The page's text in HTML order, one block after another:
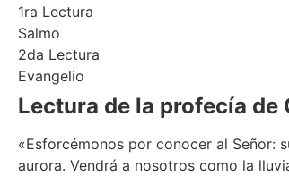
1ra Lectura
Salmo
2da Lectura
Evangelio
Lectura de la profecía de
«Esforcémonos por conocer al Señor:
aurora. Vendrá a nosotros como la